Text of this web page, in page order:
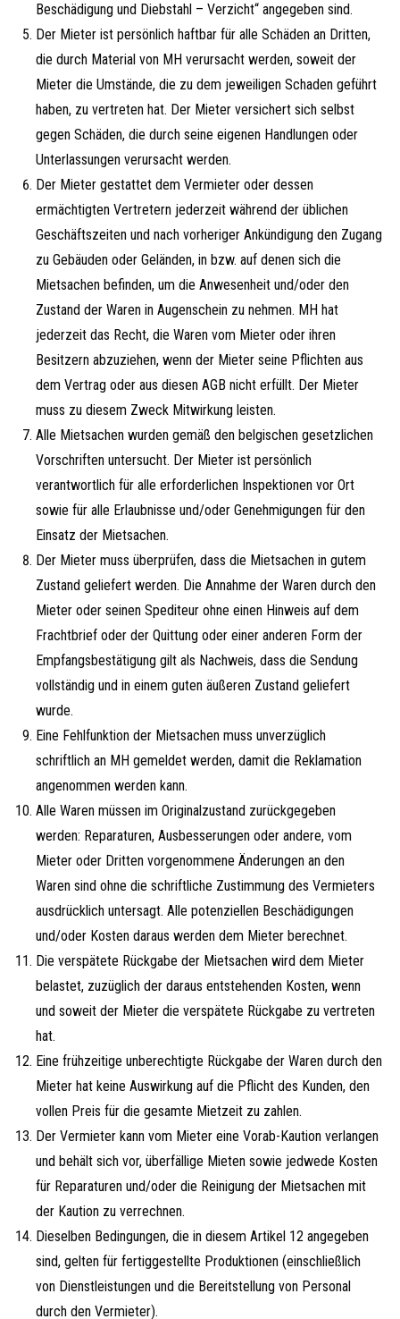
Beschädigung und Diebstahl – Verzicht“ angegeben sind.
Der Mieter ist persönlich haftbar für alle Schäden an Dritten,
die durch Material von MH verursacht werden, soweit der
Mieter die Umstände, die zu dem jeweiligen Schaden geführt
haben, zu vertreten hat. Der Mieter versichert sich selbst
gegen Schäden, die durch seine eigenen Handlungen oder
Unterlassungen verursacht werden.
Der Mieter gestattet dem Vermieter oder dessen
ermächtigten Vertretern jederzeit während der üblichen
Geschäftszeiten und nach vorheriger Ankündigung den Zugang
zu Gebäuden oder Geländen, in bzw. auf denen sich die
Mietsachen befinden, um die Anwesenheit und/oder den
Zustand der Waren in Augenschein zu nehmen. MH hat
jederzeit das Recht, die Waren vom Mieter oder ihren
Besitzern abzuziehen, wenn der Mieter seine Pflichten aus
dem Vertrag oder aus diesen AGB nicht erfüllt. Der Mieter
muss zu diesem Zweck Mitwirkung leisten.
Alle Mietsachen wurden gemäß den belgischen gesetzlichen
Vorschriften untersucht. Der Mieter ist persönlich
verantwortlich für alle erforderlichen Inspektionen vor Ort
sowie für alle Erlaubnisse und/oder Genehmigungen für den
Einsatz der Mietsachen.
Der Mieter muss überprüfen, dass die Mietsachen in gutem
Zustand geliefert werden. Die Annahme der Waren durch den
Mieter oder seinen Spediteur ohne einen Hinweis auf dem
Frachtbrief oder der Quittung oder einer anderen Form der
Empfangsbestätigung gilt als Nachweis, dass die Sendung
vollständig und in einem guten äußeren Zustand geliefert
wurde.
Eine Fehlfunktion der Mietsachen muss unverzüglich
schriftlich an MH gemeldet werden, damit die Reklamation
angenommen werden kann.
Alle Waren müssen im Originalzustand zurückgegeben
werden: Reparaturen, Ausbesserungen oder andere, vom
Mieter oder Dritten vorgenommene Änderungen an den
Waren sind ohne die schriftliche Zustimmung des Vermieters
ausdrücklich untersagt. Alle potenziellen Beschädigungen
und/oder Kosten daraus werden dem Mieter berechnet.
Die verspätete Rückgabe der Mietsachen wird dem Mieter
belastet, zuzüglich der daraus entstehenden Kosten, wenn
und soweit der Mieter die verspätete Rückgabe zu vertreten
hat.
Eine frühzeitige unberechtigte Rückgabe der Waren durch den
Mieter hat keine Auswirkung auf die Pflicht des Kunden, den
vollen Preis für die gesamte Mietzeit zu zahlen.
Der Vermieter kann vom Mieter eine Vorab-Kaution verlangen
und behält sich vor, überfällige Mieten sowie jedwede Kosten
für Reparaturen und/oder die Reinigung der Mietsachen mit
der Kaution zu verrechnen.
Dieselben Bedingungen, die in diesem Artikel 12 angegeben
sind, gelten für fertiggestellte Produktionen (einschließlich
von Dienstleistungen und die Bereitstellung von Personal
durch den Vermieter).